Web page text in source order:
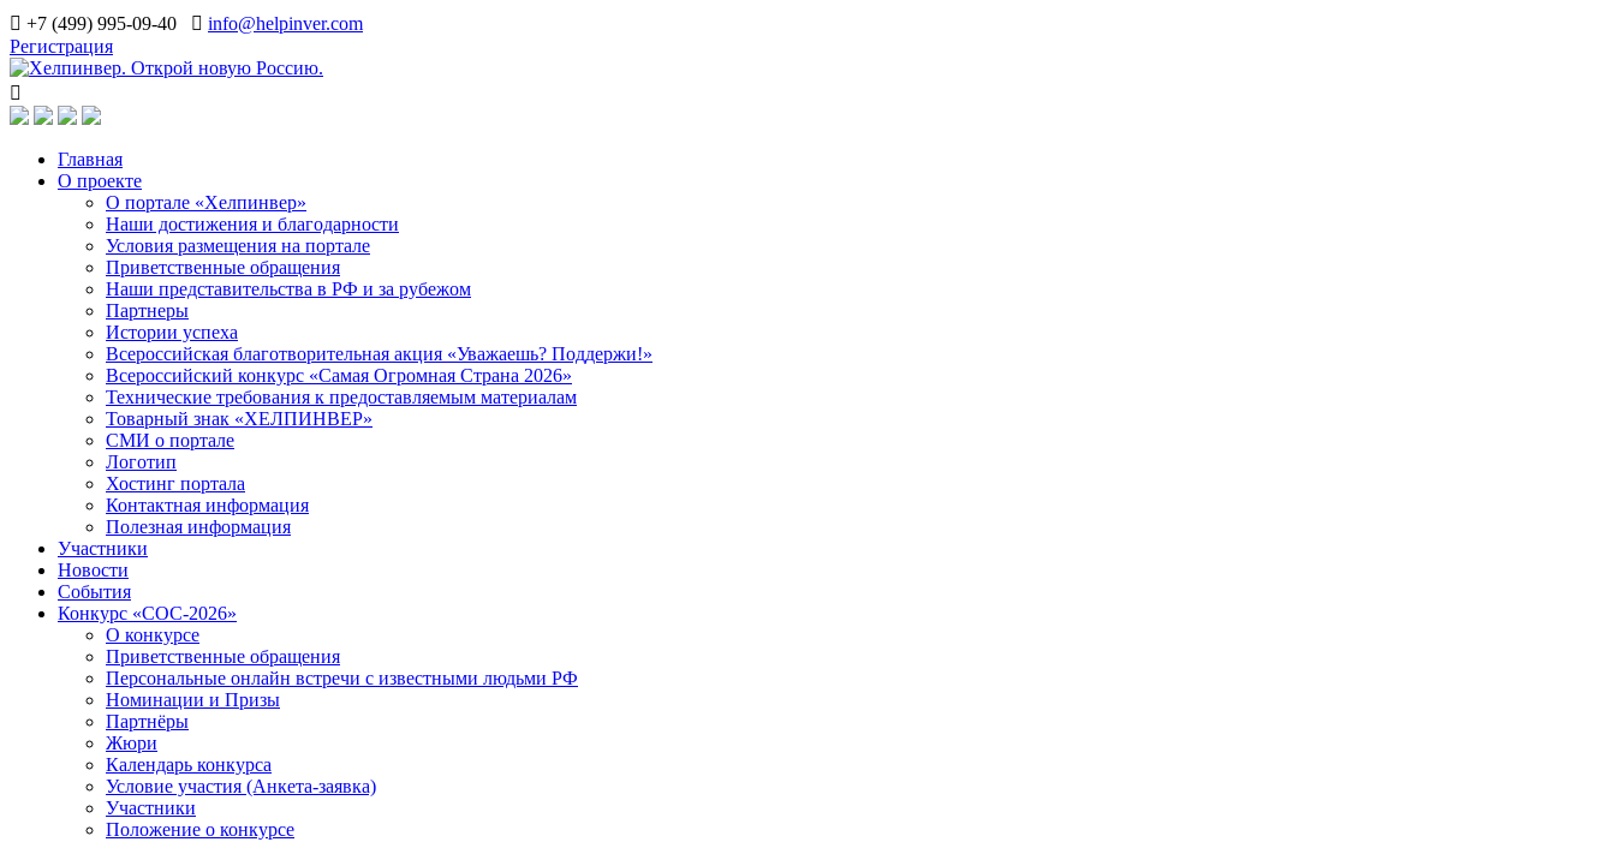
+7 (499) 995-09-40
info@helpinver.com
Регистрация
Главная
О проекте
О портале «Хелпинвер»
Наши достижения и благодарности
Условия размещения на портале
Приветственные обращения
Наши представительства в РФ и за рубежом
Партнеры
Истории успеха
Всероссийская благотворительная акция «Уважаешь? Поддержи!»
Всероссийский конкурс «Самая Огромная Страна 2026»
Технические требования к предоставляемым материалам
Товарный знак «ХЕЛПИНВЕР»
СМИ о портале
Логотип
Хостинг портала
Контактная информация
Полезная информация
Участники
Новости
События
Конкурс «СОС-2026»
О конкурсе
Приветственные обращения
Персональные онлайн встречи с известными людьми РФ
Номинации и Призы
Партнёры
Жюри
Календарь конкурса
Условие участия (Анкета-заявка)
Участники
Положение о конкурсе